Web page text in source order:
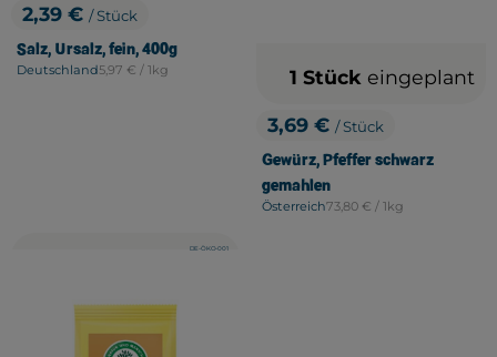
, Preis:
2,39 € / Stück
Salz, Ursalz, fein, 400g
, Herkunft:
Deutschland, Referenzpreis:
5,97 € / 1kg
, Preis:
3,69 €/ Stück
Gewürz, Pfeffer schwarz
gemahlen
, Herkunft:
Österreich, Referenzpreis:
73,80 €/ 1kg
1 Stück eingeplant
, Verband:
, Kontrollstelle:
DE-ÖKO-001